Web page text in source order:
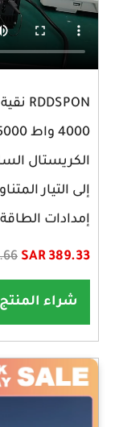
إمدادات الطاقة
SAR 389.33
شراء المنتج